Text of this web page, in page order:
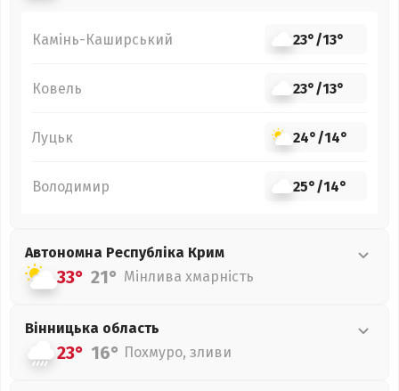
Камінь-Каширський 23°/13°
Ковель 23°/13°
Луцьк 24°/14°
Володимир 25°/14°
Автономна Республіка Крим
33° 21° Мінлива хмарність
Вінницька область
23° 16° Похмуро, зливи